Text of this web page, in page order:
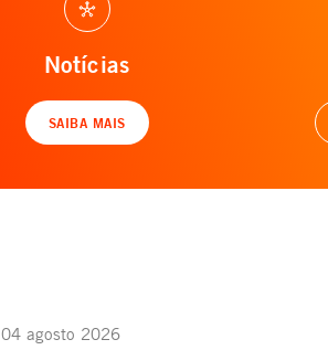
Notícias
SAIBA MAIS
04 agosto 2026